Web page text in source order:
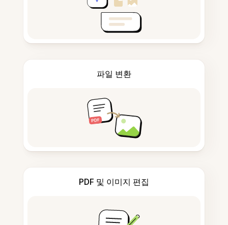
파일 변환
PDF 및 이미지 편집